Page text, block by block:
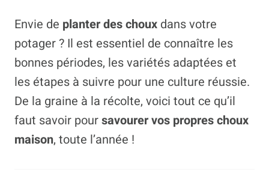
Envie de planter des choux dans votre
potager ? Il est essentiel de connaître les
bonnes périodes, les variétés adaptées et
les étapes à suivre pour une culture réussie.
De la graine à la récolte, voici tout ce qu’il
faut savoir poursavourer vos propres choux
maison, toute l’année !